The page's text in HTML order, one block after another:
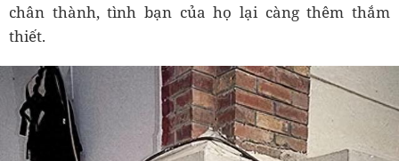
chân thành, tình bạn của họ lại càng thêm thắm
thiết.